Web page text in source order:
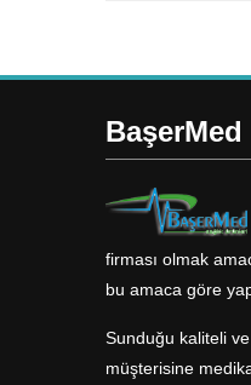
BaşerMed
firması olmak
bu amaca göre
Sunduğu kaliteli
müşterisine